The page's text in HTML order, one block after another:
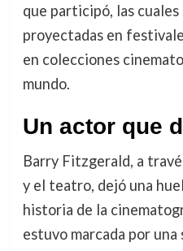
que participó, las
proyectadas en
en colecciones
mundo.
Un actor que
Barry Fitzgerald, a
y el teatro, dejó una
historia de la
estuvo marcada por una